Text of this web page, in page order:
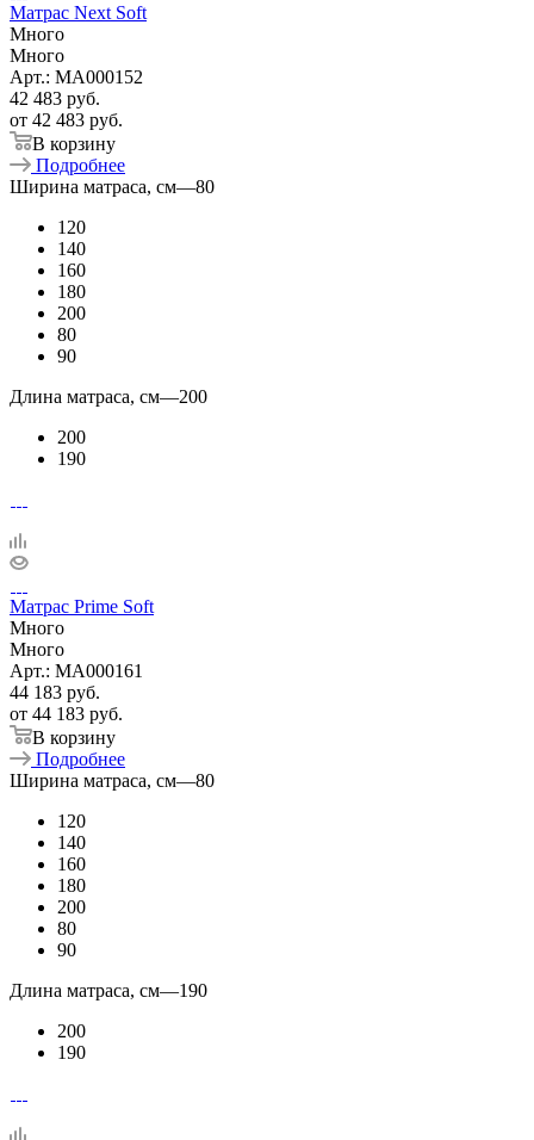
Матрас Next Soft
Много
Много
Арт.: MA000152
42 483 руб.
от 42 483 руб.
В корзину
Подробнее
Ширина матраса, см—80
120
140
160
180
200
80
90
Длина матраса, см—200
200
190
Матрас Prime Soft
Много
Много
Арт.: MA000161
44 183 руб.
от 44 183 руб.
В корзину
Подробнее
Ширина матраса, см—80
120
140
160
180
200
80
90
Длина матраса, см—190
200
190